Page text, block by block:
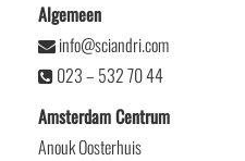
Algemeen
info@sciandri.com
023 – 532 70 44
Amsterdam Centrum
Anouk Oosterhuis